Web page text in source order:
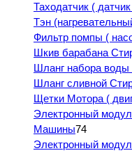
Таходатчик (
Тэн
Фильтр помпы (
Шкив барабана
Шланг набора
Шланг сливной
Щетки Мотора (
Электронный
Машины74
Электронный